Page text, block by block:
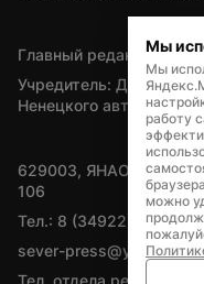
Главный редактор —
Учредитель:
Ненецкого автономного
629003, ЯНАО,
106
Тел.: 8 (34922) 71262
sever-press@yamal-
Тел. отдела рекламы:
Мы
Мы
работу
можно